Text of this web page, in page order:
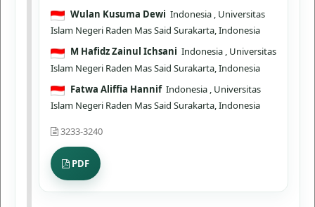
Wulan Kusuma Dewi Indonesia , Universitas
Islam Negeri Raden Mas Said Surakarta, Indonesia
M Hafidz Zainul Ichsani Indonesia , Universitas
Islam Negeri Raden Mas Said Surakarta, Indonesia
Fatwa Aliffia Hannif Indonesia , Universitas
Islam Negeri Raden Mas Said Surakarta, Indonesia
3233-3240
PDF